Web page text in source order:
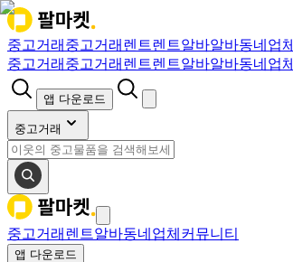
중고거래 중고거래 렌트렌트알바알바동네업체
중고거래 중고거래 렌트렌트알바알바동네업체
앱 다운로드
중고거래
중고거래 렌트알바동네업체 커뮤니티
앱 다운로드